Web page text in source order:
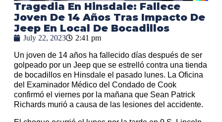
Tragedia En Hinsdale: Fallece
Joven De 14 Años Tras Impacto De
Jeep En Local De Bocadillos
July 22, 2023 2:41 pm
Un joven de 14 años ha fallecido días después de ser
golpeado por un Jeep que se estrelló contra una tienda
de bocadillos en Hinsdale el pasado lunes. La Oficina
del Examinador Médico del Condado de Cook
confirmó el viernes por la mañana que Sean Patrick
Richards murió a causa de las lesiones del accidente.